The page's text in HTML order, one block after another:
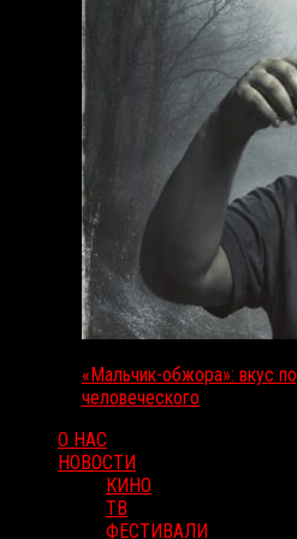
«Мальчик-обжора»: вкус
человеческого
О НАС
НОВОСТИ
КИНО
ТВ
ФЕСТИВАЛИ